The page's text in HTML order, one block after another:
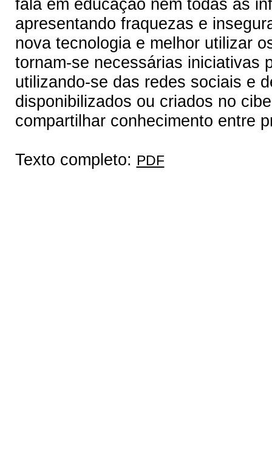
fala em educação nem todas as
apresentando fraquezas e
nova tecnologia e melhor utilizar
tornam-se necessárias iniciativas
utilizando-se das redes sociais e
disponibilizados ou criados no
compartilhar conhecimento entre
Texto completo: PDF